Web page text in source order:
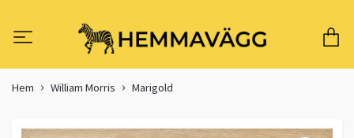
Hem William Morris Marigold